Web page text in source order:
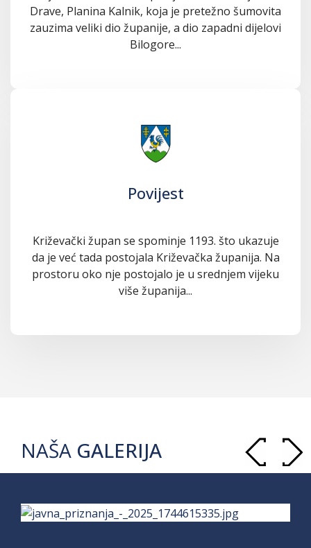
Drave, Planina Kalnik, koja je pretežno šumovita
zauzima veliki dio županije, a dio zapadni dijelovi
Bilogore...
Povijest
Križevački župan se spominje 1193. što ukazuje
da je već tada postojala Križevačka županija. Na
prostoru oko nje postojalo je u srednjem vijeku
više županija...
NAŠA GALERIJA